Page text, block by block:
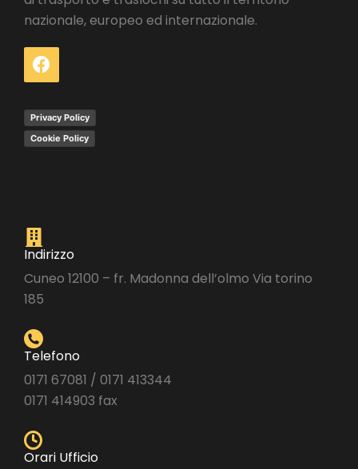
nazionale, europeo ed internazionale.
Privacy Policy
Cookie Policy
Indirizzo
Cuneo 12100 – fr. Madonna dell’olmo Via torino
185
Telefono
0171 67081 / 0171 413344
0171 414903 fax
Orari Ufficio